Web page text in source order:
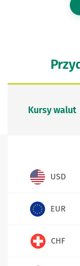
Kursy walut
USD
EUR
CHF